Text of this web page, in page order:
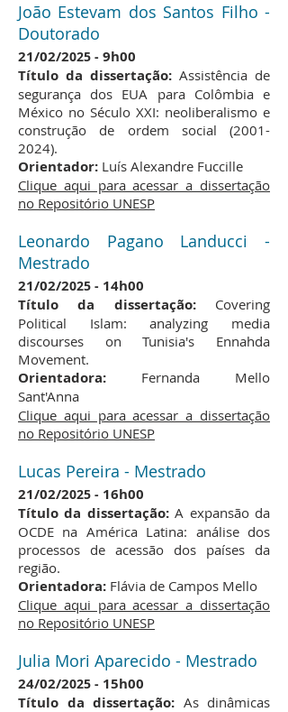
João Estevam dos Santos Filho -
Doutorado
21/02/2025 - 9h00
Título da dissertação: Assistência de
segurança dos EUA para Colômbia e
México no Século XXI: neoliberalismo e
construção de ordem social (2001-
2024).
Orientador: Luís Alexandre Fuccille
Clique aqui para acessar a dissertação
no Repositório UNESP
Leonardo Pagano Landucci -
Mestrado
21/02/2025 - 14h00
Título da dissertação:Covering
Political Islam: analyzing media
discourses on Tunisia's Ennahda
Movement.
Orientadora: Fernanda Mello
Sant'Anna
Clique aqui para acessar a dissertação
no Repositório UNESP
Lucas Pereira - Mestrado
21/02/2025 - 16h00
Título da dissertação:A expansão da
OCDE na América Latina: análise dos
processos de acessão dos países da
região.
Orientadora: Flávia de Campos Mello
Clique aqui para acessar a dissertação
no Repositório UNESP
Julia Mori Aparecido - Mestrado
24/02/2025 - 15h00
Título da dissertação: As dinâmicas